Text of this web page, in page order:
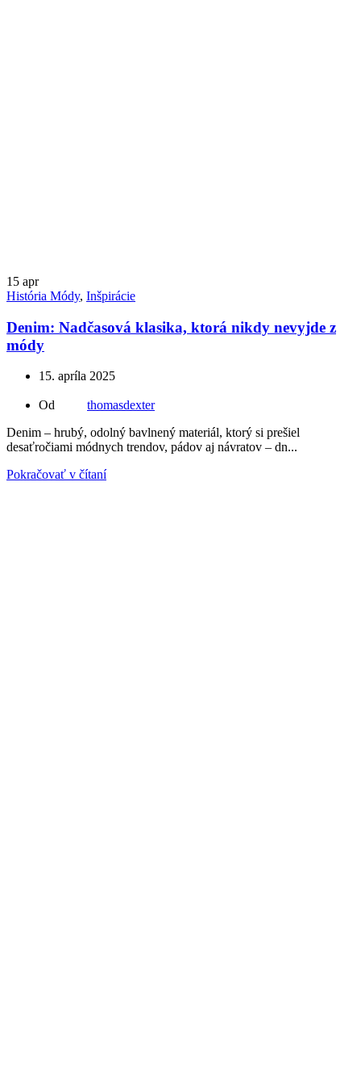
15 apr
História Módy, Inšpirácie
Denim: Nadčasová klasika, ktorá nikdy nevyjde z
módy
15. apríla 2025
Od
thomasdexter
Denim – hrubý, odolný bavlnený materiál, ktorý si prešiel
desaťročiami módnych trendov, pádov aj návratov – dn...
Pokračovať v čítaní